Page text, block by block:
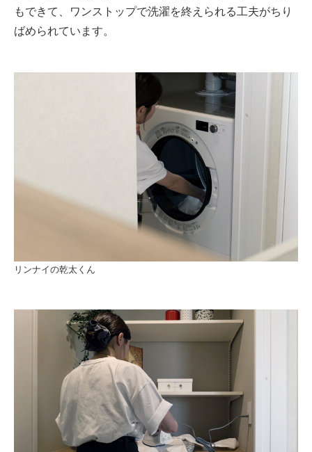
もできて、ワンストップで洗濯を終えられる工夫がちり
ばめられています。
リンナイの乾太くん